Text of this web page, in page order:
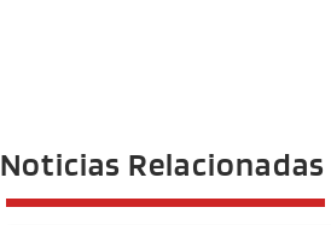
Noticias Relacionadas